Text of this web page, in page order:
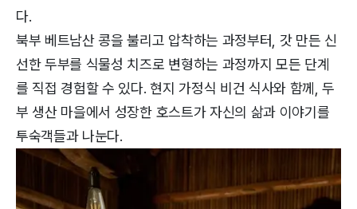
다.
북부 베트남산 콩을 불리고 압착하는 과정부터, 갓 만든 신
선한 두부를 식물성 치즈로 변형하는 과정까지 모든 단계
를 직접 경험할 수 있다. 현지 가정식 비건 식사와 함께, 두
부 생산 마을에서 성장한 호스트가 자신의 삶과 이야기를
투숙객들과 나눈다.